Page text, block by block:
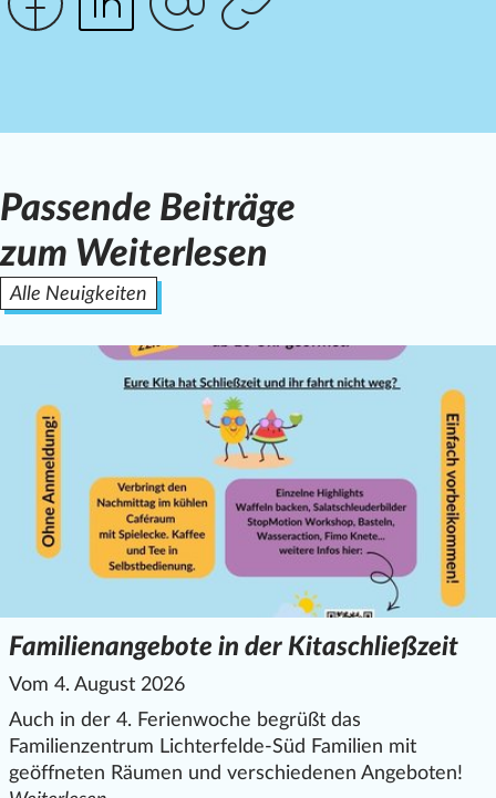
Passende Beiträge
zum Weiterlesen
Alle Neuigkeiten
Familienangebote in der Kitaschließzeit
Vom 4. August 2026
Auch in der 4. Ferienwoche begrüßt das
Familienzentrum Lichterfelde-Süd Familien mit
geöffneten Räumen und verschiedenen Angeboten!